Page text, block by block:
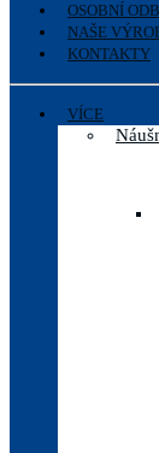
OSOBNÍ
NAŠE
KONTAKTY
VÍCE